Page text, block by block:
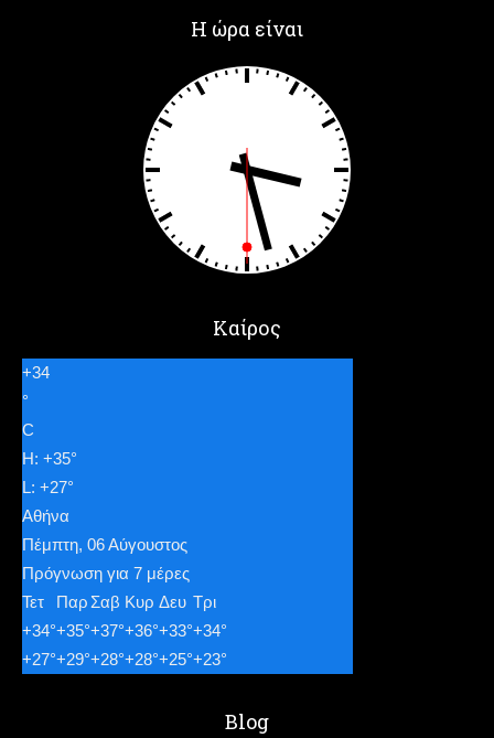
Η ώρα είναι
Καίρος
+34
°
C
H: +35°
L: +27°
Αθήνα
Πέμπτη, 06 Αύγουστος
Πρόγνωση για 7 μέρες
Τετ
Παρ Σαβ Κυρ Δευ Τρι
+34°+35°+37°+36°+33°+34°
+27°+29°+28°+28°+25°+23°
Blog